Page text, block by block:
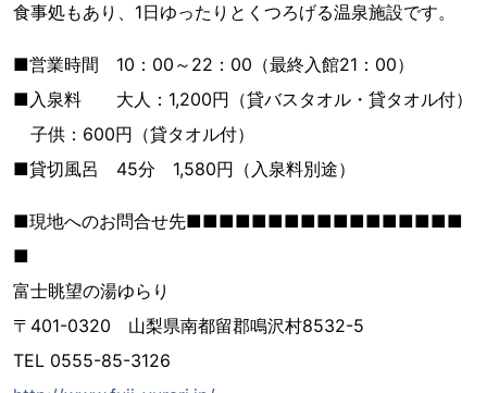
食事処もあり、1日ゆったりとくつろげる温泉施設です。
■営業時間 10：00～22：00（最終入館21：00）
■入泉料 大人：1,200円（貸バスタオル・貸タオル付）
子供：600円（貸タオル付）
■貸切風呂 45分 1,580円（入泉料別途）
■現地へのお問合せ先■■■■■■■■■■■■■■■■■
■
富士眺望の湯ゆらり
〒401-0320 山梨県南都留郡鳴沢村8532-5
TEL 0555-85-3126